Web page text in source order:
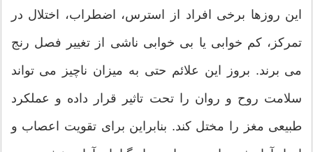
این روزها برخی افراد از استرس، اضطراب، اختلال در
تمرکز، کم خوابی یا بی خوابی ناشی از تغییر فصل رنج
می برند. بروز این علائم حتی به میزان ناچیز می تواند
سلامت روح و روان را تحت تاثیر قرار داده و عملکرد
طبیعی مغز را مختل کند. بنابراین برای تقویت اعصاب و